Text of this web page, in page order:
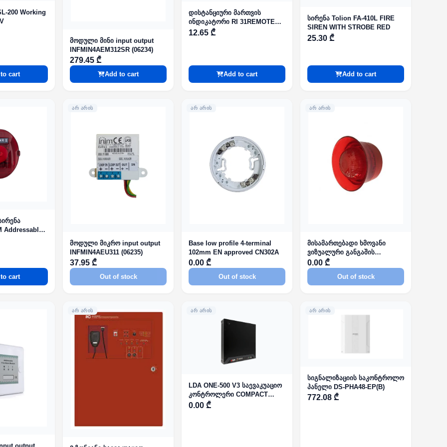
200 Working
cart
მოდული მინი input output
INFMIN4AEM312SR (06234)
279.45 ₾
Add to cart
დისტანციური მართვის
ინდიკატორი RI 31REMOTE
INDICATOR LED
12.65 ₾
Add to cart
სირენა Tolion FA-410L FIRE
SIREN WITH STROBE RED
25.30 ₾
Add to cart
Addressable
cart
ᲐᲠ ᲐᲠᲘᲡ
მოდული მიკრო input output
INFMIN4AEU311 (06235)
37.95 ₾
Out of stock
ᲐᲠ ᲐᲠᲘᲡ
Base low profile 4-terminal
102mm EN approved CN302A
0.00 ₾
Out of stock
ᲐᲠ ᲐᲠᲘᲡ
მისამართებადი ხმოვანი
ვიზუალური განგაშის
მოწყობილობა წითელი 640-
004
0.00 ₾
Out of stock
ᲐᲠ ᲐᲠᲘᲡ ᲐᲠ ᲐᲠᲘᲡ
LDA ONE-500 V3 საევაკუაციო
კონტროლერი COMPACT
PUBLIC ADDRESS AND VOICE
0.00 ₾
ᲐᲠ ᲐᲠᲘᲡ
სიგნალიზაციის საკონტროლო
პანელი DS-PHA48-EP(B)
772.08 ₾